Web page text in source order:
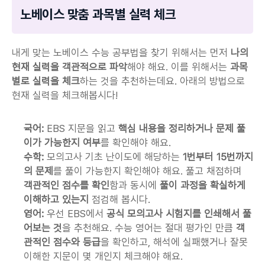
노베이스 맞춤 과목별 실력 체크
내게 맞는 노베이스 수능 공부법을 찾기 위해서는 먼저 나의
현재 실력을 객관적으로 파악해야 해요. 이를 위해서는 과목
별로 실력을 체크하는 것을 추천하는데요. 아래의 방법으로
현재 실력을 체크해봅시다!
국어: EBS 지문을 읽고 핵심 내용을 정리하거나 문제 풀
이가 가능한지 여부를 확인해야 해요.
수학: 모의고사 기초 난이도에 해당하는 1번부터 15번까지
의 문제
객관적인 점수를 확인함과 동시에 풀이 과정을 확실하게
이해하고 있는지 점검해 봅시다.
영어: 우선 EBS에서 공식 모의고사 시험지를 인쇄해서 풀
어보는 것을 추천해요. 수능 영어는 절대 평가인 만큼 객
관적인 점수와 등급을 확인하고, 해석에 실패했거나 잘못
이해한 지문이 몇 개인지 체크해야 해요.